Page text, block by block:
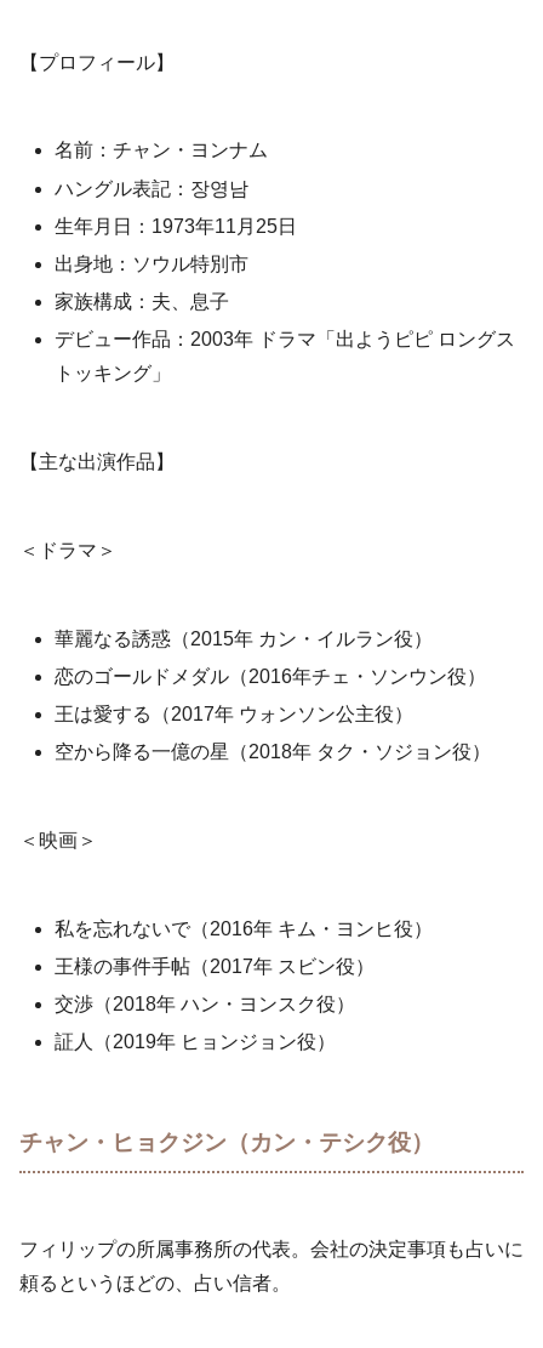
【プロフィール】
名前：チャン・ヨンナム
ハングル表記：장영남
生年月日：1973年11月25日
出身地：ソウル特別市
家族構成：夫、息子
デビュー作品：2003年 ドラマ「出ようピピ ロングス
トッキング」
【主な出演作品】
＜ドラマ＞
華麗なる誘惑（2015年 カン・イルラン役）
恋のゴールドメダル（2016年チェ・ソンウン役）
王は愛する（2017年 ウォンソン公主役）
空から降る一億の星（2018年 タク・ソジョン役）
＜映画＞
私を忘れないで（2016年 キム・ヨンヒ役）
王様の事件手帖（2017年 スビン役）
交渉（2018年 ハン・ヨンスク役）
証人（2019年 ヒョンジョン役）
チャン・ヒョクジン（カン・テシク役）
フィリップの所属事務所の代表。会社の決定事項も占いに
頼るというほどの、占い信者。